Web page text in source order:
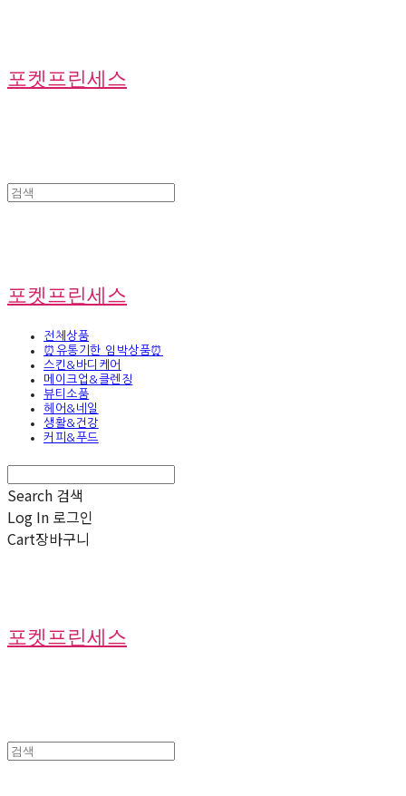
포켓프린세스
포켓프린세스
전체상품
⏰유통기한 임박상품⏰
스킨&바디케어
메이크업&클렌징
뷰티소품
헤어&네일
생활&건강
커피&푸드
Search 검색
Log In 로그인
Cart장바구니
포켓프린세스